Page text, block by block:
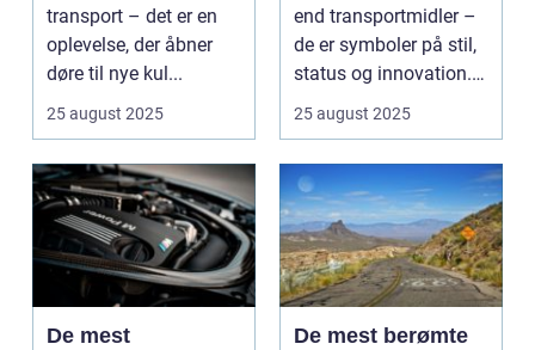
transport – det er en
oplevelse, der åbner
døre til nye kul...
25 august 2025
end transportmidler –
de er symboler på stil,
status og innovation.
25 august 2025
De mest
De mest berømte